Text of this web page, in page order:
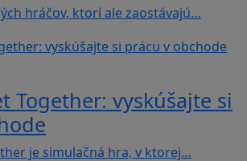
hráčov, ktorí ale zaostávajú…
Together: vyskúšajte si
je simulačná hra, v ktorej…